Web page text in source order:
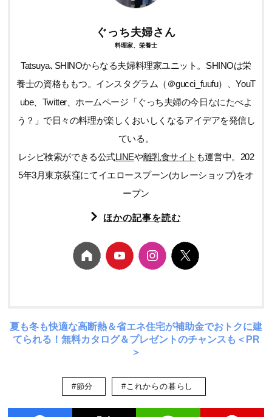
ぐっち夫婦さん
料理家、栄養士
Tatsuya､SHINOからなる夫婦料理家ユニット。SHINOは栄
養士の資格ももつ。インスタグラム（＠gucci_fuufu）、YouT
ube、Twitter、ホームページ「ぐっち夫婦の今日なにたべよ
う？」で日々の料理が楽しくおいしくなるアイデアを発信し
ている。
レシピ検索ができる公式LINEや離乳食サイト も運営中。202
5年3月東京荻窪にてイエロースプーン(カレーショップ)をオ
ープン
ほかの記事を読む
夏も冬も快適な高断熱＆省エネ住宅が補助金でおトクに建
てられる！無料カタログ＆プレゼントのチャンスも＜PR
＞
#節分 #これからの暮らし